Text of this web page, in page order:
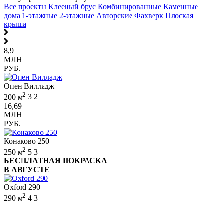
Все проекты Клееный брус Комбинированные Каменные
дома 1-этажные 2-этажные Авторские Фахверк Плоская
крыша
8,9
МЛН
РУБ.
Опен Вилладж
200 м2 3 2
16,69
МЛН
РУБ.
Конаково 250
250 м2 5 3
БЕСПЛАТНАЯ ПОКРАСКА
В АВГУСТЕ
Oxford 290
290 м2 4 3